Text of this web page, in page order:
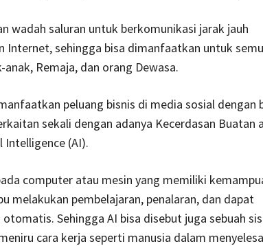
wadah saluran untuk berkomunikasi jarak jauh
Internet, sehingga bisa dimanfaatkan untuk
Remaja, dan orang Dewasa.
peluang bisnis di media sosial dengan
sekali dengan adanya Kecerdasan Buatan
(AI).
computer atau mesin yang memiliki
melakukan pembelajaran, penalaran, dan dapat
Sehingga AI bisa disebut juga sebuah
cara kerja seperti manusia dalam